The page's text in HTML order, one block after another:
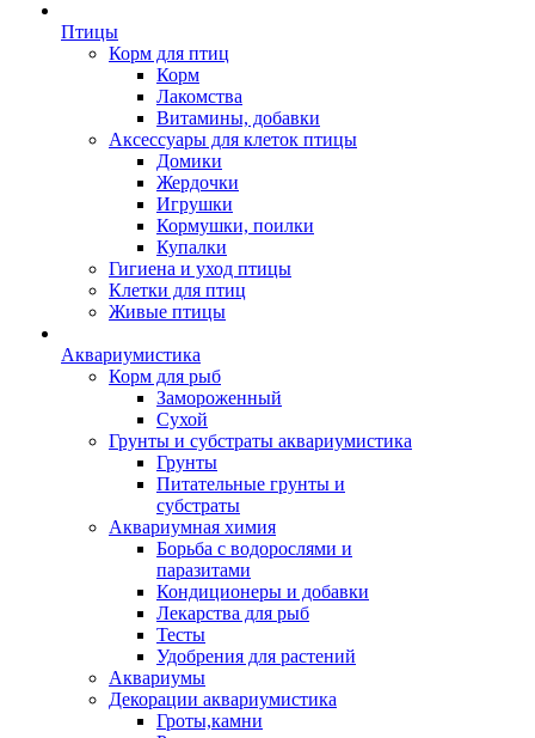
Птицы
Корм для птиц
Корм
Лакомства
Витамины, добавки
Аксессуары для клеток птицы
Домики
Жердочки
Игрушки
Кормушки, поилки
Купалки
Гигиена и уход птицы
Клетки для птиц
Живые птицы
Аквариумистика
Корм для рыб
Замороженный
Сухой
Грунты и субстраты аквариумистика
Грунты
Питательные грунты и
субстраты
Аквариумная химия
Борьба с водорослями и
паразитами
Кондиционеры и добавки
Лекарства для рыб
Тесты
Удобрения для растений
Аквариумы
Декорации аквариумистика
Гроты,камни